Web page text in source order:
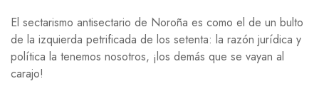
El sectarismo antisectario de Noroña es como el de un bulto
de la izquierda petrificada de los setenta: la razón jurídica y
política la tenemos nosotros, ¡los demás que se vayan al
carajo!